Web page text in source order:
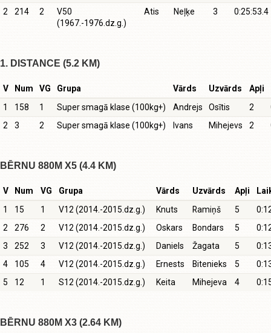
2 214 2
V50
(1967.-1976.dz.g.)
Atis Neļķe 3 0:25:53.4
1. DISTANCE (5.2 KM)
V Num VG Grupa Vārds Uzvārds Apļi
1
158 1 Super smagā klase (100kg+) Andrejs Osītis 2
2
3 2 Super smagā klase (100kg+) Ivans Mihejevs 2
BĒRNU 880M X5 (4.4 KM)
V Num VG Grupa Vārds Uzvārds Apļi
1
15 1 V12 (2014.-2015.dz.g.) Knuts Ramiņš 5
2
276 2 V12 (2014.-2015.dz.g.) Oskars Bondars 5
3
252 3 V12 (2014.-2015.dz.g.) Daniels Žagata 5
4
105 4 V12 (2014.-2015.dz.g.) Ernests Bitenieks 5
5
12 1 S12 (2014.-2015.dz.g.) Keita Mihejeva 4
BĒRNU 880M X3 (2.64 KM)